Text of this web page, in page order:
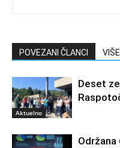
POVEZANI ČLANCI
Aktuelno
Deset